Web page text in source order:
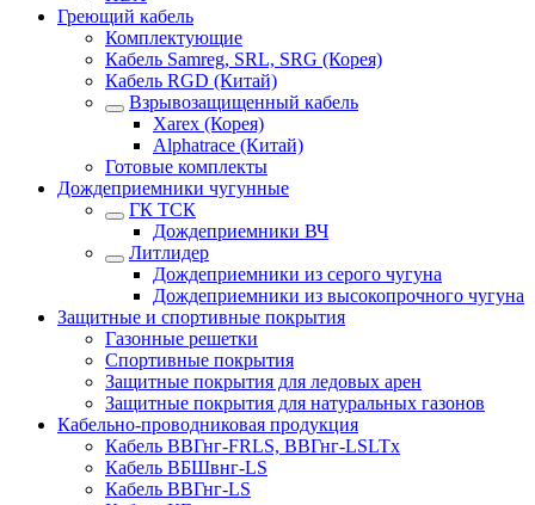
Греющий кабель
Комплектующие
Кабель Samreg, SRL, SRG (Корея)
Кабель RGD (Китай)
Взрывозащищенный кабель
Xarex (Корея)
Alphatrace (Китай)
Готовые комплекты
Дождеприемники чугунные
ГК ТСК
Дождеприемники ВЧ
Литлидер
Дождеприемники из серого чугуна
Дождеприемники из высокопрочного чугуна
Защитные и спортивные покрытия
Газонные решетки
Спортивные покрытия
Защитные покрытия для ледовых арен
Защитные покрытия для натуральных газонов
Кабельно-проводниковая продукция
Кабель ВВГнг-FRLS, ВВГнг-LSLTx
Кабель ВБШвнг-LS
Кабель ВВГнг-LS